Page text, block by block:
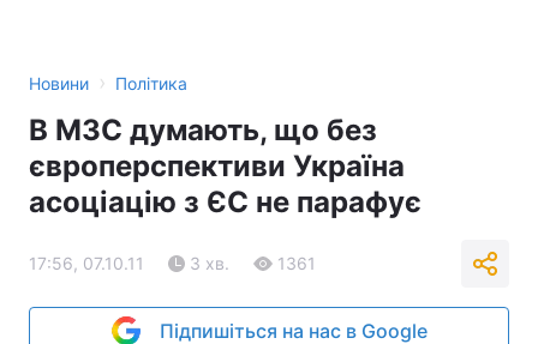
Новини › Політика
В МЗС думають, що без
європерспективи Україна
асоціацію з ЄС не парафує
17:56, 07.10.11 3 хв. 1361
Підпишіться на нас в Google